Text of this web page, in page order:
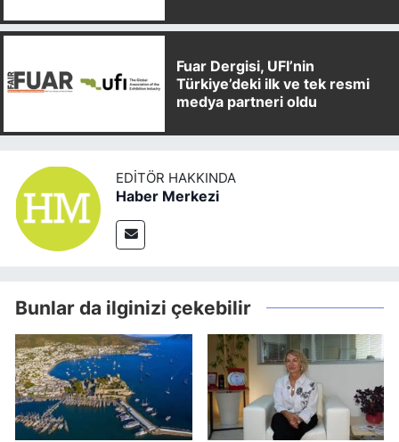
Fuar Dergisi, UFI’nin
Türkiye’deki ilk ve tek resmi
medya partneri oldu
EDITÖR HAKKINDA
Haber Merkezi
Bunlar da ilginizi çekebilir